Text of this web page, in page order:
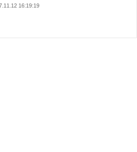
16:19:19